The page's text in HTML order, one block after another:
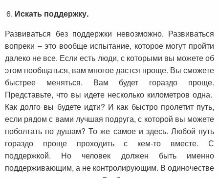
Искать поддержку.
Развиваться без поддержки невозможно. Развиваться
вопреки – это вообще испытание, которое могут пройти
далеко не все. Если есть люди, с которыми вы можете об
этом пообщаться, вам многое дастся проще. Вы сможете
быстрее меняться. Вам будет гораздо проще.
Представьте, что вы идете несколько километров одна.
Как долго вы будете идти? И как быстро пролетит путь,
если рядом с вами лучшая подруга, с которой вы можете
поболтать по душам? То же самое и здесь. Любой путь
гораздо проще проходить с кем-то вместе. С
поддержкой. Но человек должен быть именно
поддерживающим, а не контролирующим. В одиночестве